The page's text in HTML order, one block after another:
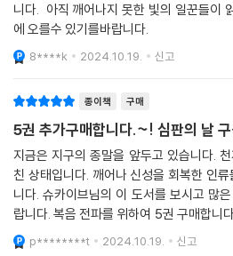
니다. 아직 깨어나지 못한 빛의 일꾼들이
에 오를수 있기를바랍니다.
8****k 2024.10.19. 신고
종이책 구매
5권 추가구매합니다.~! 심판의 날
지금은 지구의 종말을 앞두고 있습니다.
친 상태입니다. 깨어나 신성을 회복한 인
니다. 슈카이브님의 이 도서를 보시고 많
랍니다. 복음 전파를 위하여 5권 구매합니
슈카이브님이 계신 한책협에 오시길 바랍
p********t 2024.10.19. 신고